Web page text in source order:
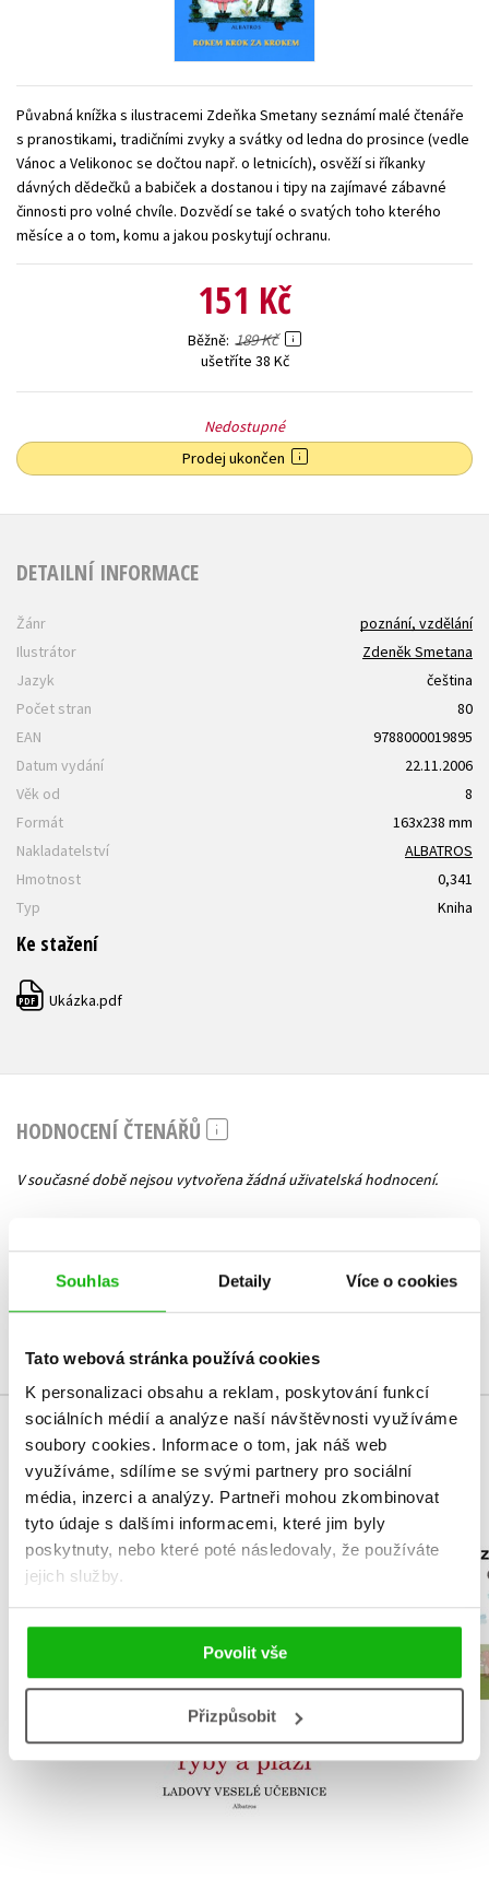
Souhlas Detaily Více o cookies
Tato webová stránka používá cookies
K personalizaci obsahu a reklam, poskytování funkcí
sociálních médií a analýze naší návštěvnosti využíváme
soubory cookies. Informace o tom, jak náš web
využíváme, sdílíme se svými partnery pro sociální
média, inzerci a analýzy. Partneři mohou zkombinovat
tyto údaje s dalšími informacemi, které jim byly
poskytnuty, nebo které poté následovaly, že používáte
jejich služby.
Povolit vše
Přizpůsobit
Zahraniční literatura
Všechny tituly
Půvabná knížka s ilustracemi Zdeňka Smetany seznámí malé čtenáře
s pranostikami, tradičními zvyky a svátky od ledna do prosince (vedle
Vánoc a Velikonoc se dočtou např. o letnicích), osvěží si říkanky
dávných dědečků a babiček a dostanou i tipy na zajímavé zábavné
činnosti pro volné chvíle. Dozvědí se také o svatých toho kterého
měsíce a o tom, komu a jakou poskytují ochranu.
151 Kč
Běžně 189 Kč
ušetříte 38 Kč
Nedostupné
Prodej ukončen
DETAILNÍ INFORMACE
Žánr
poznání, vzdělání
Ilustrátor
Zdeněk Smetana
Jazyk
čeština
Počet stran
80
EAN
9788000019895
Datum vydání
22.11.2006
Věk od
8
Formát
163x238 mm
Nakladatelství
ALBATROS
Hmotnost
0,341
Typ
Kniha
Ke stažení
PDF Ukázka.pdf
HODNOCENÍ ČTENÁŘŮ
V současné době nejsou vytvořena žádná uživatelská hodnocení.
Uživatelskou recenzi mohou vkládat pouze registrovaní uživatelé
MOHLO BY VÁS TAKÉ ZAJÍMAT
Ladovy veselé
plazi
Do košíku
Za
Zuzana